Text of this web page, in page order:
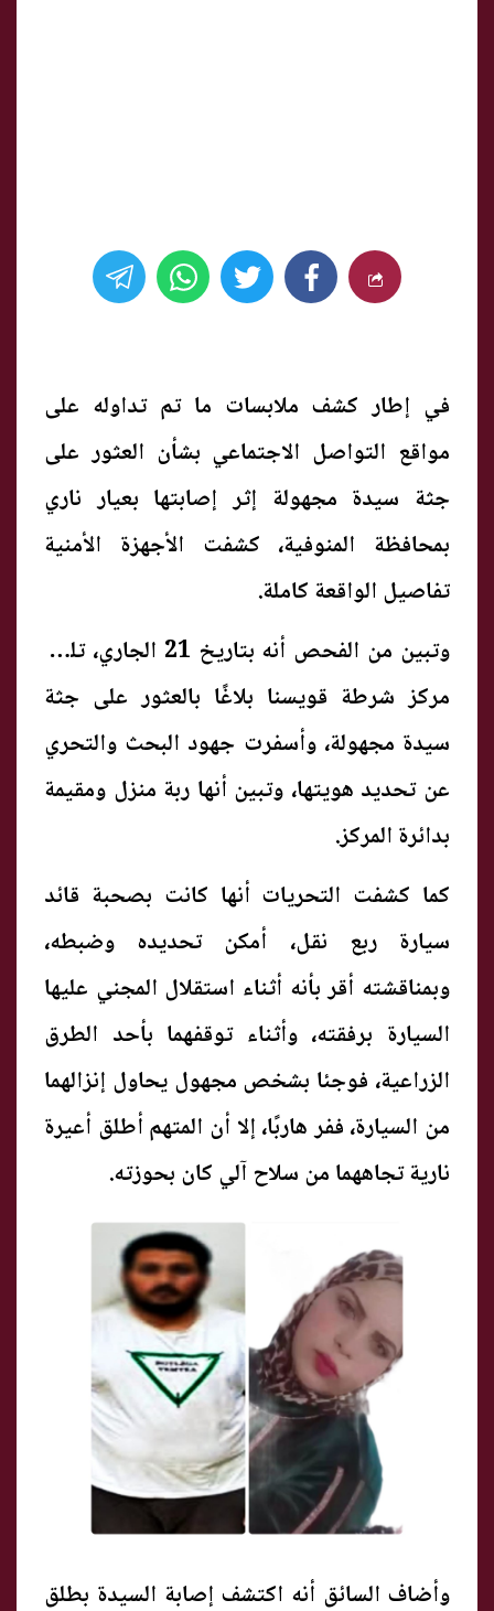
في إطار كشف ملابسات ما تم تداوله على
مواقع التواصل الاجتماعي بشأن العثور على
جثة سيدة مجهولة إثر إصابتها بعيار ناري
بمحافظة المنوفية، كشفت الأجهزة الأمنية
تفاصيل الواقعة كاملة.
وتبين من الفحص أنه بتاريخ 21 الجاري، تلقى
مركز شرطة قويسنا بلاغًا بالعثور على جثة
سيدة مجهولة، وأسفرت جهود البحث والتحري
عن تحديد هويتها، وتبين أنها ربة منزل ومقيمة
بدائرة المركز.
كما كشفت التحريات أنها كانت بصحبة قائد
سيارة ربع نقل، أمكن تحديده وضبطه،
وبمناقشته أقر بأنه أثناء استقلال المجني عليها
السيارة برفقته، وأثناء توقفهما بأحد الطرق
الزراعية، فوجئا بشخص مجهول يحاول إنزالهما
من السيارة، ففر هاربًا، إلا أن المتهم أطلق أعيرة
نارية تجاههما من سلاح آلي كان بحوزته.
وأضاف السائق أنه اكتشف إصابة السيدة بطلق